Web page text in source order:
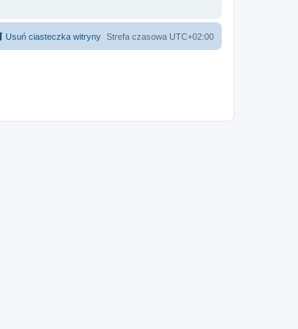
Strefa czasowa UTC+02:00
Usuń ciasteczka witryny